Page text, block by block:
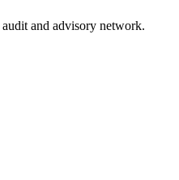
and advisory network.